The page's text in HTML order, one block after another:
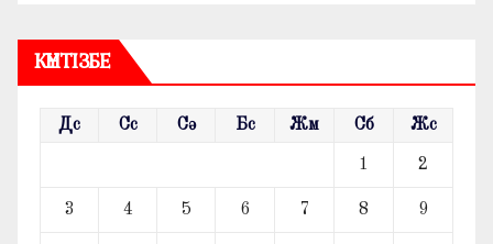
КҮНТІЗБЕ
Дс Сс Сә Бс Жм Сб Жс
1 2
3 4 5 6 7 8 9